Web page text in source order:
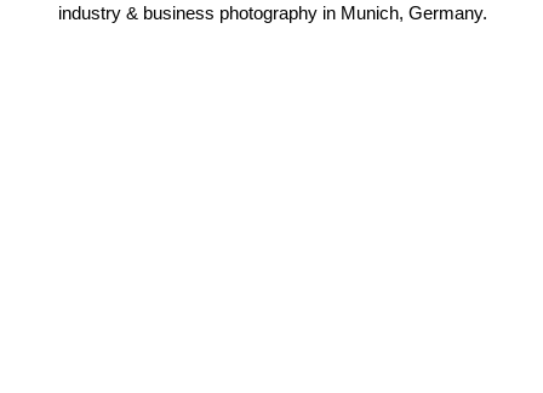
industry & business photography in Munich, Germany.